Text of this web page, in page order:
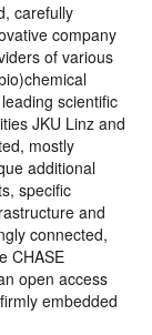
carefully
company
of various
scientific
JKU Linz and
mostly
additional
specific
and
connected,
CHASE
open access
embedded